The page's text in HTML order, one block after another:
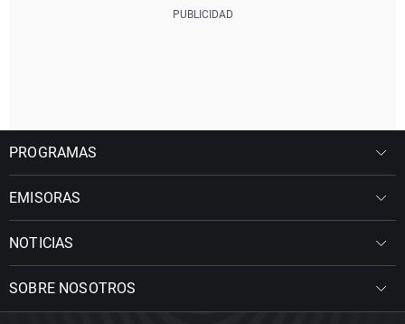
PROGRAMAS
EMISORAS
NOTICIAS
SOBRE NOSOTROS